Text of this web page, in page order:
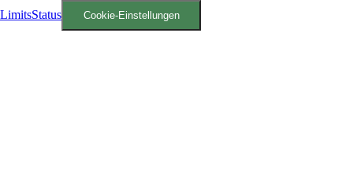
LimitsStatus Cookie-Einstellungen